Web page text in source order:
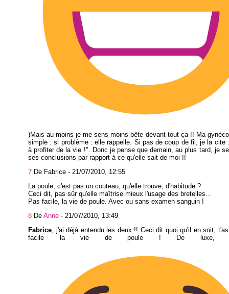
)Mais au moins je me sens moins bête devant tout ça !! Ma
simple : si problème : elle rappelle. Si pas de coup de fil, je la cite
à profiter de la vie !". Donc je pense que demain, au plus tard, je
ses conclusions par rapport à ce qu'elle sait de moi !!
7 De Fabrice - 21/07/2010, 12:55
La poule, c'est pas un couteau, qu'elle trouve, d'habitude ?
Ceci dit, pas sûr qu'elle maîtrise mieux l'usage des bretelles…
Pas facile, la vie de poule. Avec ou sans examen sanguin !
8 De Anne - 21/07/2010, 13:49
Fabrice , j'ai déjà entendu les deux !! Ceci dit quoi qu'il en soit,
facile la vie de poule ! De luxe,